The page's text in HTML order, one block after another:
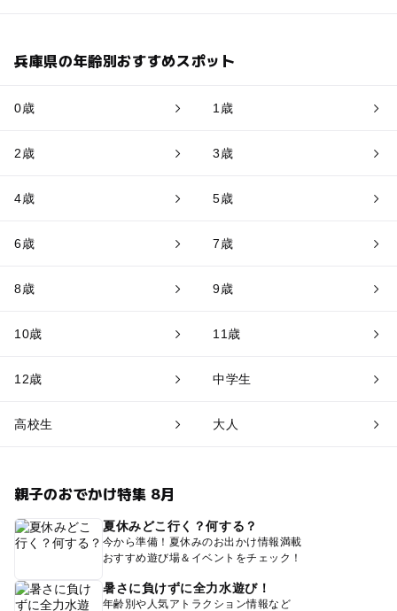
兵庫県の年齢別おすすめスポット
0歳 1歳
2歳 3歳
4歳 5歳
6歳 7歳
8歳 9歳
10歳 11歳
12歳 中学生
高校生 大人
親子のおでかけ特集 8月
夏休みどこ行く？何する？
今から準備！夏休みのお出かけ情報満載
おすすめ遊び場＆イベントをチェック！
暑さに負けずに全力水遊び！
年齢別や人気アトラクション情報など